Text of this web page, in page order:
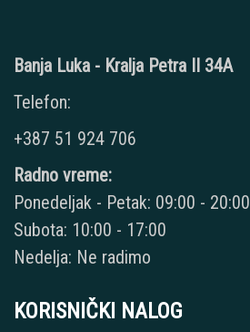
Banja Luka - Kralja Petra II 34A
Telefon:
+387 51 924 706
Radno vreme:
Ponedeljak - Petak: 09:00 - 20:00
Subota: 10:00 - 17:00
Nedelja: Ne radimo
KORISNIČKI NALOG